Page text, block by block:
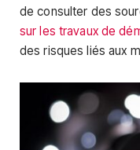
de consulter des
sur les travaux de
des risques liés aux